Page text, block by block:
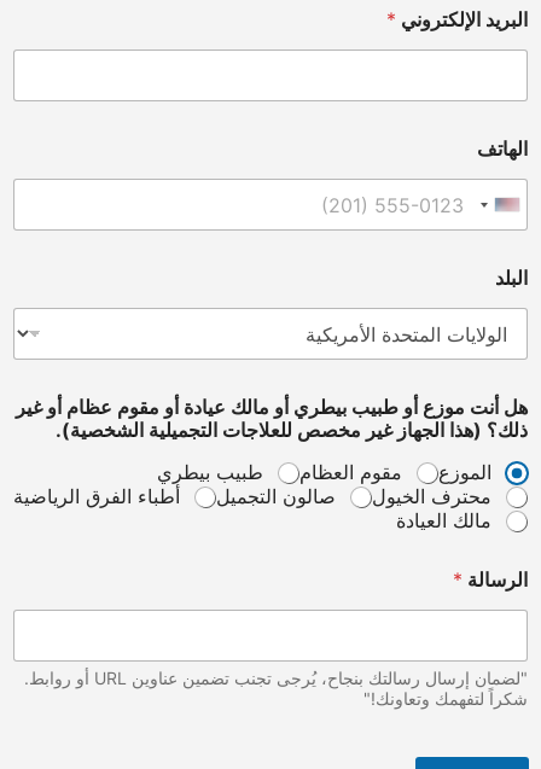
البريد الإلكتروني *
الهاتف
United States +1
البلد
هل أنت موزع أو طبيب بيطري أو مالك عيادة أو مقوم عظام أو غير
ذلك؟ (هذا الجهاز غير مخصص للعلاجات التجميلية الشخصية).
الموزع
مقوم العظام
طبيب بيطري
محترف الخيول
صالون التجميل
أطباء الفرق الرياضية
مالك العيادة
e
r
o
n
a
الرسالة *
"لضمان إرسال رسالتك بنجاح، يُرجى تجنب تضمين عناوين URL أو روابط.
شكراً لتفهمك وتعاونك!"